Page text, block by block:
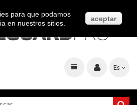
para que podamos
en nuestros sitios.
aceptar
Es